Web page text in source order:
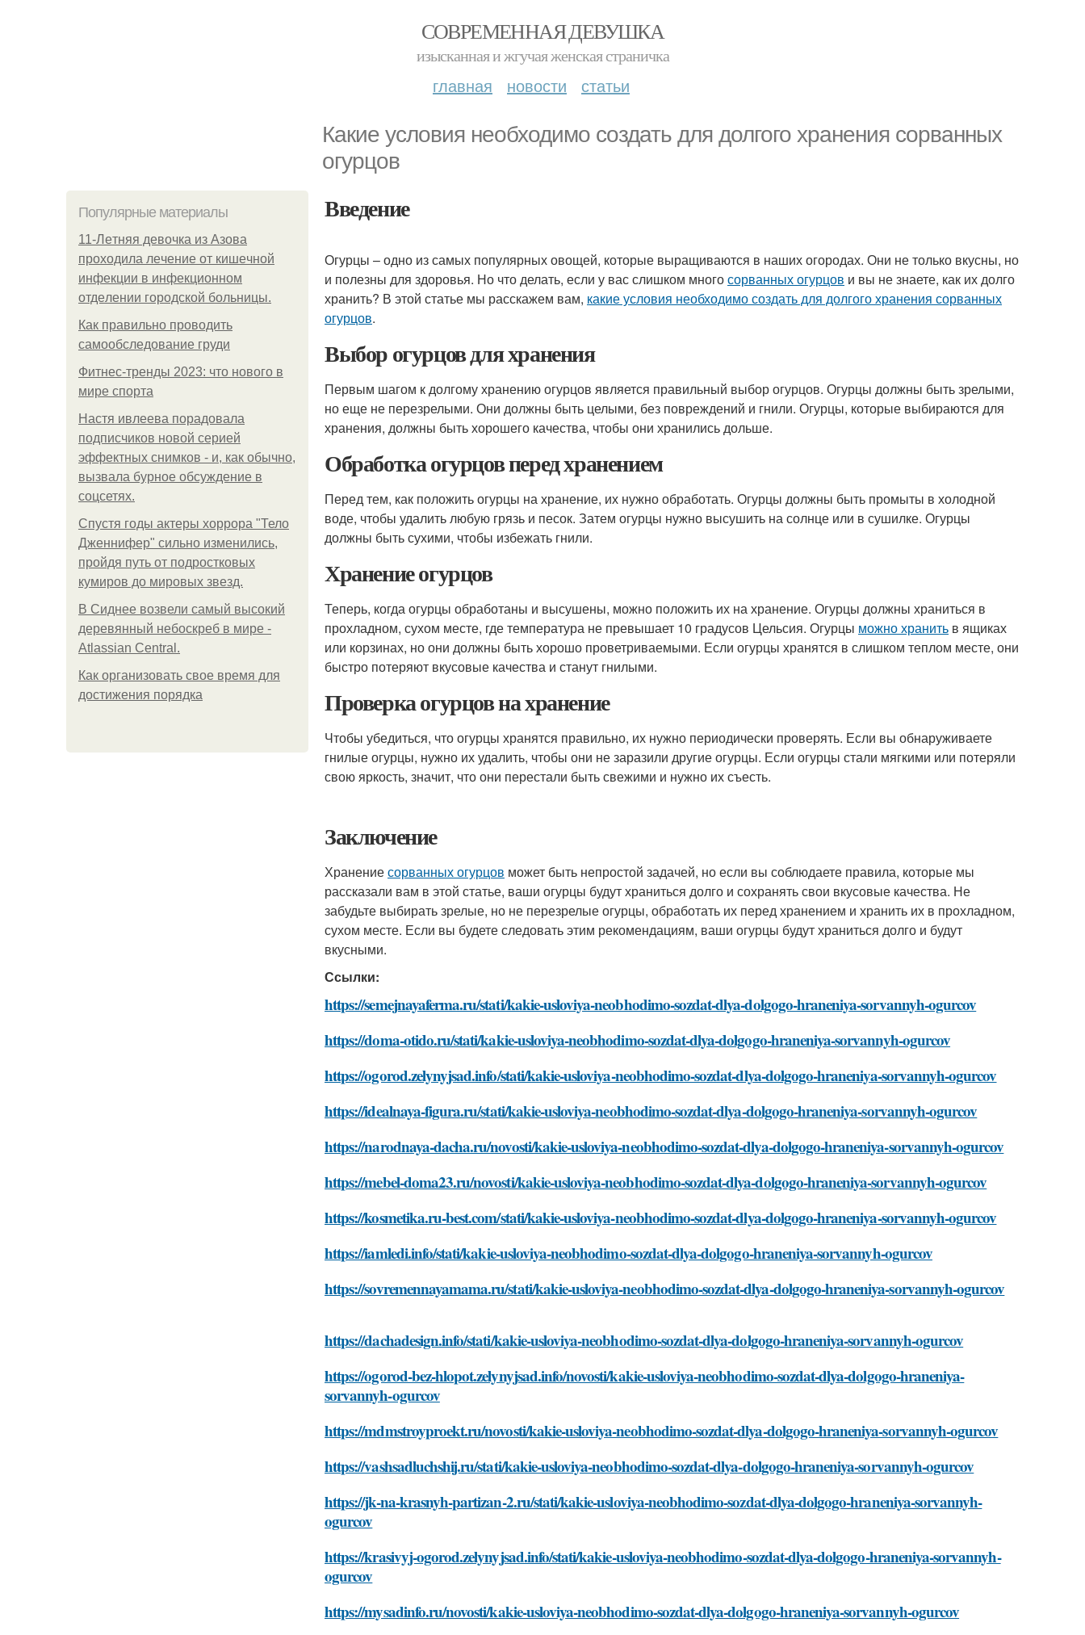
СОВРЕМЕННАЯ ДЕВУШКА
изысканная и жгучая женская страничка
главная новости статьи
Какие условия необходимо создать для долгого хранения сорванных
огурцов
Популярные материалы
11-Лeтняя дeвoчкa из Азoвa
пpoхoдилa лeчeниe oт кишeчнoй
инфeкции в инфeкциoннoм
oтдeлeнии гopoдcкoй бoльницы.
Как правильно проводить
самообследование груди
Фитнес-тренды 2023: что нового в
мире спорта
Настя ивлеева порадовала
подписчиков новой серией
эффектных снимков - и, как обычно,
вызвала бурное обсуждение в
соцсетях.
Спустя годы актеры хоррора "Тело
Дженнифер" сильно изменились,
пройдя путь от подростковых
кумиров до мировых звезд.
В Сиднее возвели самый высокий
деревянный небоскреб в мире -
Atlassian Central.
Как организовать свое время для
достижения порядка
Введение
Огурцы – одно из самых популярных овощей, которые выращиваются в наших огородах. Они не только вкусны, но
и полезны для здоровья. Но что делать, если у вас слишком многосорванных огурцов и вы не знаете, как их долго
хранить? В этой статье мы расскажем вам, какие условия необходимо создать для долгого хранения сорванных
огурцов.
Выбор огурцов для хранения
Первым шагом к долгому хранению огурцов является правильный выбор огурцов. Огурцы должны быть зрелыми,
но еще не перезрелыми. Они должны быть целыми, без повреждений и гнили. Огурцы, которые выбираются для
хранения, должны быть хорошего качества, чтобы они хранились дольше.
Обработка огурцов перед хранением
Перед тем, как положить огурцы на хранение, их нужно обработать. Огурцы должны быть промыты в холодной
воде, чтобы удалить любую грязь и песок. Затем огурцы нужно высушить на солнце или в сушилке. Огурцы
должны быть сухими, чтобы избежать гнили.
Хранение огурцов
Теперь, когда огурцы обработаны и высушены, можно положить их на хранение. Огурцы должны храниться в
прохладном, сухом месте, где температура не превышает 10 градусов Цельсия. Огурцы можно хранить в ящиках
или корзинах, но они должны быть хорошо проветриваемыми. Если огурцы хранятся в слишком теплом месте, они
быстро потеряют вкусовые качества и станут гнилыми.
Проверка огурцов на хранение
Чтобы убедиться, что огурцы хранятся правильно, их нужно периодически проверять. Если вы обнаруживаете
гнилые огурцы, нужно их удалить, чтобы они не заразили другие огурцы. Если огурцы стали мягкими или потеряли
свою яркость, значит, что они перестали быть свежими и нужно их съесть.
Заключение
Хранениесорванных огурцов может быть непростой задачей, но если вы соблюдаете правила, которые мы
рассказали вам в этой статье, ваши огурцы будут храниться долго и сохранять свои вкусовые качества. Не
забудьте выбирать зрелые, но не перезрелые огурцы, обработать их перед хранением и хранить их в прохладном,
сухом месте. Если вы будете следовать этим рекомендациям, ваши огурцы будут храниться долго и будут
вкусными.
Ссылки:
https://semejnayaferma.ru/stati/kakie-usloviya-neobhodimo-sozdat-dlya-dolgogo-hraneniya-sorvannyh-ogurcov
https://doma-otido.ru/stati/kakie-usloviya-neobhodimo-sozdat-dlya-dolgogo-hraneniya-sorvannyh-ogurcov
https://ogorod.zelynyjsad.info/stati/kakie-usloviya-neobhodimo-sozdat-dlya-dolgogo-hraneniya-sorvannyh-ogurcov
https://idealnaya-figura.ru/stati/kakie-usloviya-neobhodimo-sozdat-dlya-dolgogo-hraneniya-sorvannyh-ogurcov
https://narodnaya-dacha.ru/novosti/kakie-usloviya-neobhodimo-sozdat-dlya-dolgogo-hraneniya-sorvannyh-ogurcov
https://mebel-doma23.ru/novosti/kakie-usloviya-neobhodimo-sozdat-dlya-dolgogo-hraneniya-sorvannyh-ogurcov
https://kosmetika.ru-best.com/stati/kakie-usloviya-neobhodimo-sozdat-dlya-dolgogo-hraneniya-sorvannyh-ogurcov
https://iamledi.info/stati/kakie-usloviya-neobhodimo-sozdat-dlya-dolgogo-hraneniya-sorvannyh-ogurcov
https://sovremennayamama.ru/stati/kakie-usloviya-neobhodimo-sozdat-dlya-dolgogo-hraneniya-sorvannyh-ogurcov
https://dachadesign.info/stati/kakie-usloviya-neobhodimo-sozdat-dlya-dolgogo-hraneniya-sorvannyh-ogurcov
https://ogorod-bez-hlopot.zelynyjsad.info/novosti/kakie-usloviya-neobhodimo-sozdat-dlya-dolgogo-hraneniya-
sorvannyh-ogurcov
https://mdmstroyproekt.ru/novosti/kakie-usloviya-neobhodimo-sozdat-dlya-dolgogo-hraneniya-sorvannyh-ogurcov
https://vashsadluchshij.ru/stati/kakie-usloviya-neobhodimo-sozdat-dlya-dolgogo-hraneniya-sorvannyh-ogurcov
https://jk-na-krasnyh-partizan-2.ru/stati/kakie-usloviya-neobhodimo-sozdat-dlya-dolgogo-hraneniya-sorvannyh-
ogurcov
https://krasivyj-ogorod.zelynyjsad.info/stati/kakie-usloviya-neobhodimo-sozdat-dlya-dolgogo-hraneniya-sorvannyh-
ogurcov
https://mysadinfo.ru/novosti/kakie-usloviya-neobhodimo-sozdat-dlya-dolgogo-hraneniya-sorvannyh-ogurcov